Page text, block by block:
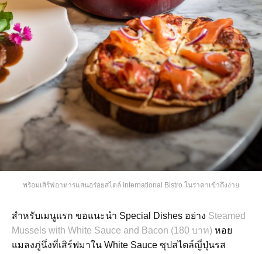
พร้อมเสิร์ฟอาหารแสนอร่อยสไตล์ International Bistro ในราคาเข้าถึงง่าย
สำหรับเมนูแรก ขอแนะนำ Special Dishes อย่าง Steamed
Mussels with White Sauce and Bacon (180 บาท) หอย
แมลงภู่นึ่งที่เสิร์ฟมาใน White Sauce ซุปสไตล์ญี่ปุ่นรส